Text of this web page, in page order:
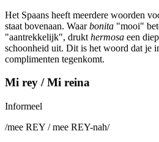
Het Spaans heeft meerdere woorden
staat bovenaan. Waarbonita "mooi"
"aantrekkelijk", drukt hermosa een
schoonheid uit. Dit is het woord dat je
complimenten tegenkomt.
Mi rey / Mi reina
Informeel
/mee REY / mee REY-nah/